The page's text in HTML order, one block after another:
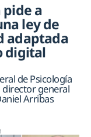
pide a
ley de
adaptada
digital
de Psicología
director general
Arribas